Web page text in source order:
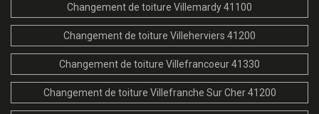
Changement de toiture Villemardy 41100
Changement de toiture Villeherviers 41200
Changement de toiture Villefrancoeur 41330
Changement de toiture Villefranche Sur Cher 41200